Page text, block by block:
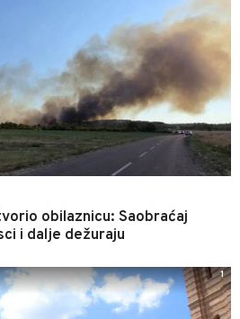
obilaznicu: Saobraćaj
i dalje dežuraju
1